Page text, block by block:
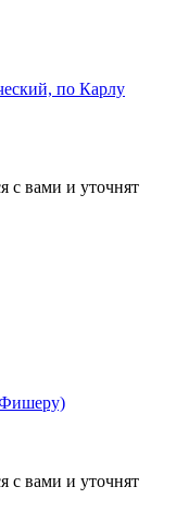
по Карлу
с вами и уточнят
Фишеру)
с вами и уточнят